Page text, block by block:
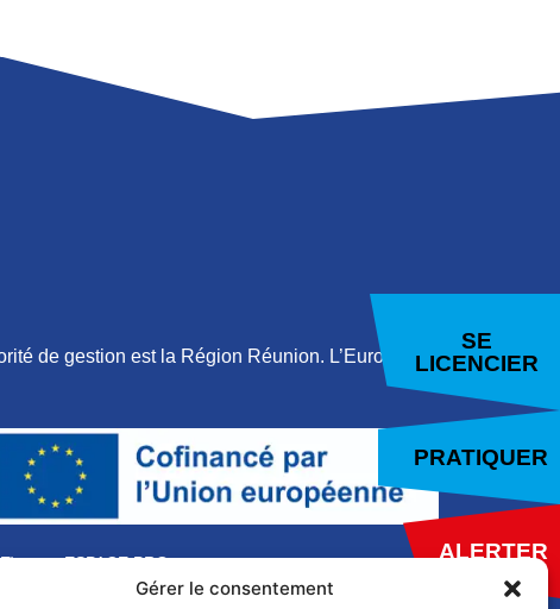
Gérer le consentement
SE
LICENCIER
PRATIQUER
ALERTER
de gestion est la Région Réunion. L’Europe
ESPACE PRO